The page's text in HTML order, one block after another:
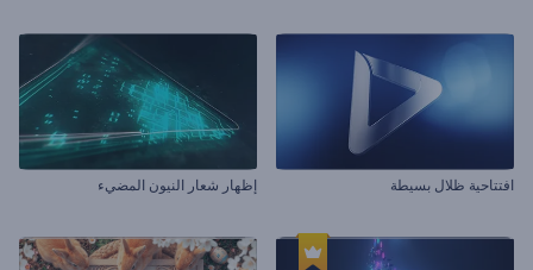
افتتاحية ظلال بسيطة إظهار شعار النيون المضيء